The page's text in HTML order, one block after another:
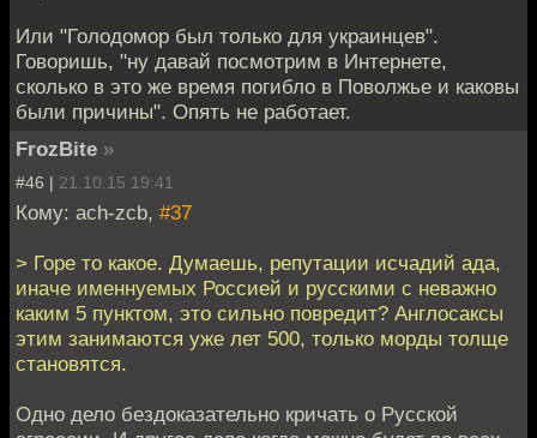
Или "Голодомор был только для украинцев".
Говоришь, "ну давай посмотрим в Интернете,
сколько в это же время погибло в Поволжье и каковы
были причины". Опять не работает.
FrozBite »
#46 | 21.10.15 19:41
Кому: ach-zcb, #37
> Горе то какое. Думаешь, репутации исчадий ада,
иначе именнуемых Россией и русскими с неважно
каким 5 пунктом, это сильно повредит? Англосаксы
этим занимаются уже лет 500, только морды толще
становятся.
Одно дело бездоказательно кричать о Русской